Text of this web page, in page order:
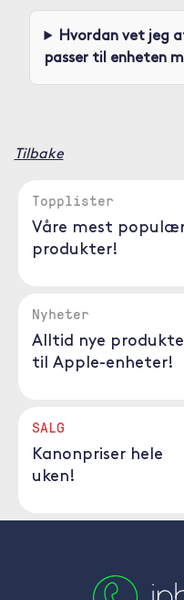
Hvordan vet jeg
passer til enheten
Tilbake
Topplister
Våre mest
produkter!
Nyheter
Alltid nye
til Apple-enheter!
SALG
Kanonpriser hele
uken!